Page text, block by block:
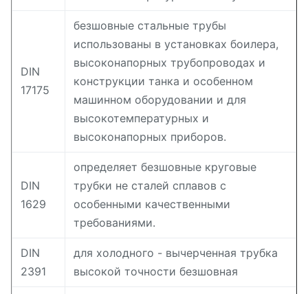
DIN
17175
безшовные стальные трубы
использованы в установках боилера,
высоконапорных трубопроводах и
конструкции танка и особенном
машинном оборудовании и для
высокотемпературных и
высоконапорных приборов.
DIN
1629
определяет безшовные круговые
трубки не сталей сплавов с
особенными качественными
требованиями.
DIN
2391
для холодного - вычерченная трубка
высокой точности безшовная